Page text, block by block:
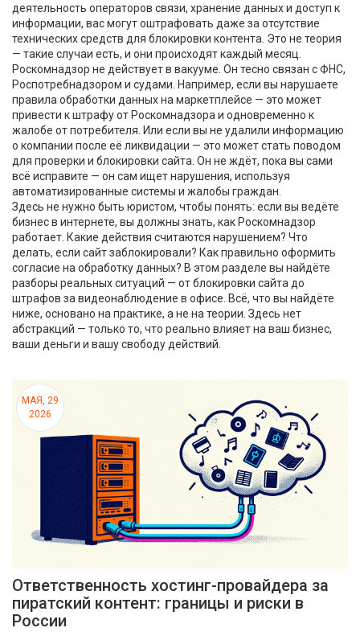
деятельность операторов связи, хранение данных и доступ к
информации, вас могут оштрафовать даже за отсутствие
технических средств для блокировки контента. Это не теория
— такие случаи есть, и они происходят каждый месяц.
Роскомнадзор не действует в вакууме. Он тесно связан с ФНС,
Роспотребнадзором и судами. Например, если вы нарушаете
правила обработки данных на маркетплейсе — это может
привести к штрафу от Роскомнадзора и одновременно к
жалобе от потребителя. Или если вы не удалили информацию
о компании после её ликвидации — это может стать поводом
для проверки и блокировки сайта. Он не ждёт, пока вы сами
всё исправите — он сам ищет нарушения, используя
автоматизированные системы и жалобы граждан.
Здесь не нужно быть юристом, чтобы понять: если вы ведёте
бизнес в интернете, вы должны знать, как Роскомнадзор
работает. Какие действия считаются нарушением? Что
делать, если сайт заблокировали? Как правильно оформить
согласие на обработку данных? В этом разделе вы найдёте
разборы реальных ситуаций — от блокировки сайта до
штрафов за видеонаблюдение в офисе. Всё, что вы найдёте
ниже, основано на практике, а не на теории. Здесь нет
абстракций — только то, что реально влияет на ваш бизнес,
ваши деньги и вашу свободу действий.
МАЯ, 29
2026
Ответственность хостинг-провайдера за
пиратский контент: границы и риски в
России